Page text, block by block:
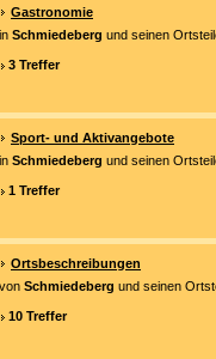
Gastronomie
in Schmiedeberg und seinen
3 Treffer
Sport- und Aktivangebote
in Schmiedeberg und seinen
1 Treffer
Ortsbeschreibungen
von Schmiedeberg und seinen
10 Treffer